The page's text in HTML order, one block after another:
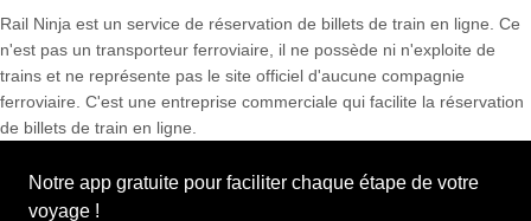
Rail Ninja est un service de réservation de billets de train en ligne. Ce
n'est pas un transporteur ferroviaire, il ne possède ni n'exploite de
trains et ne représente pas le site officiel d'aucune compagnie
ferroviaire. C'est une entreprise commerciale qui facilite la réservation
de billets de train en ligne.
Notre app gratuite pour faciliter chaque étape de votre
voyage !